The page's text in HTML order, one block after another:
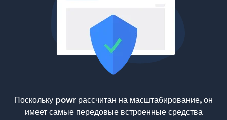
Поскольку powr рассчитан на масштабирование, он
имеет самые передовые встроенные средства